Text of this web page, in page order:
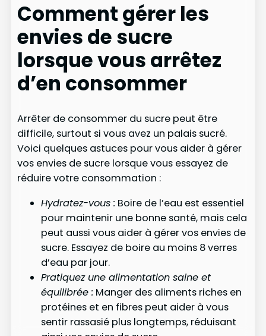
Comment gérer les
envies de sucre
lorsque vous arrêtez
d’en consommer
Arrêter de consommer du sucre peut être
difficile, surtout si vous avez un palais sucré.
Voici quelques astuces pour vous aider à gérer
vos envies de sucre lorsque vous essayez de
réduire votre consommation :
Hydratez-vous : Boire de l’eau est essentiel
pour maintenir une bonne santé, mais cela
peut aussi vous aider à gérer vos envies de
sucre. Essayez de boire au moins 8 verres
d’eau par jour.
Pratiquez une alimentation saine et
équilibrée : Manger des aliments riches en
protéines et en fibres peut aider à vous
sentir rassasié plus longtemps, réduisant